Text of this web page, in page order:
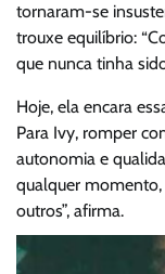
tornaram-se
trouxe equilíbrio:
que nunca tinha
Hoje, ela encara
Para Ivy, romper
autonomia e
qualquer
outros”, afirma.